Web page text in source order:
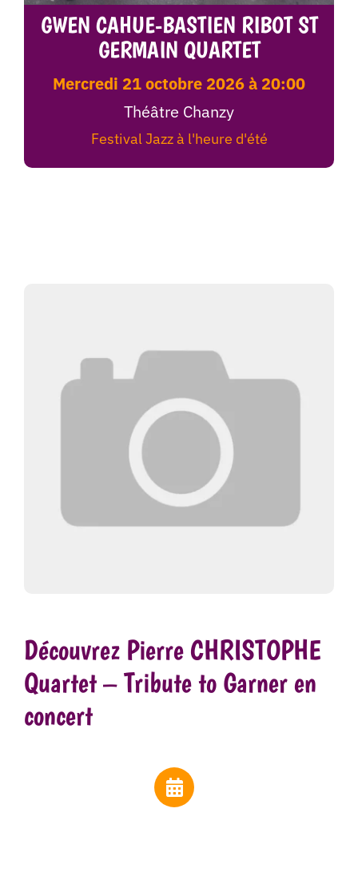
GWEN CAHUE-BASTIEN RIBOT ST
GERMAIN QUARTET
mercredi 21 octobre 2026 à 20:00
Théâtre Chanzy
Festival Jazz à l'heure d'été
Découvrez Pierre CHRISTOPHE
Quartet – Tribute to Garner en
concert